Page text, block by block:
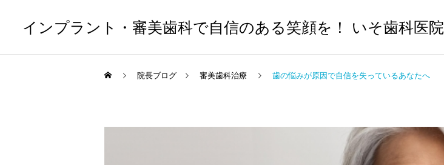
インプラント・審美歯科で自信のある笑顔を！ いそ歯科医院
院長ブログ 審美歯科治療 歯の悩みが原因で自信を失っているあなたへ